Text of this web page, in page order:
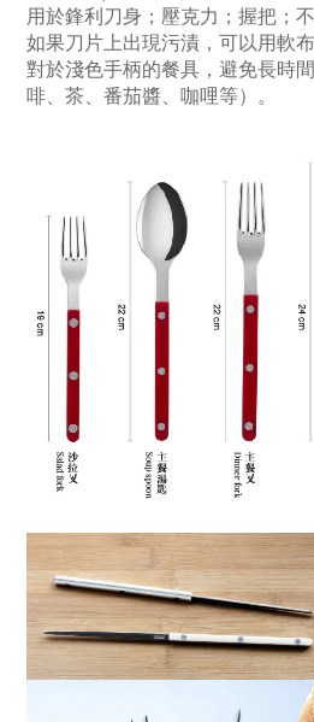
用於鋒利刀身 ；壓克力 ；握把 ；
如果刀片上出現污漬，可以用軟
對於淺色手柄的餐具，避免長時
啡、茶、番茄醬 、咖哩等）。